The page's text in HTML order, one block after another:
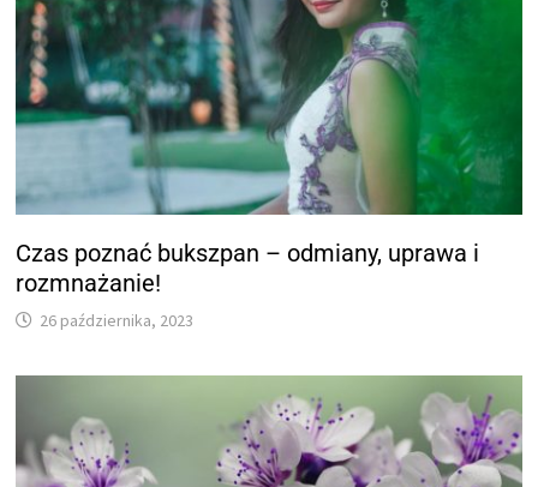
Czas poznać bukszpan – odmiany, uprawa i
rozmnażanie!
26 października, 2023